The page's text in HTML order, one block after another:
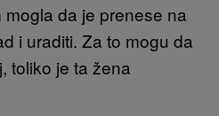
da je prenese na
i uraditi. Za to mogu da
toliko je ta žena